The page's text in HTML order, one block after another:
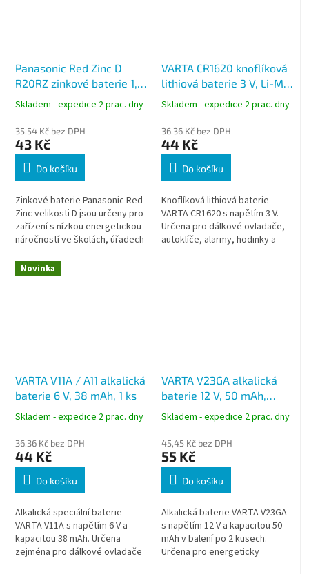
Panasonic Red Zinc D
R20RZ zinkové baterie 1,5
V blistr 2 ks monočlánek
Skladem - expedice 2 prac. dny
35,54 Kč bez DPH
43 Kč
Do košíku
Zinkové baterie Panasonic Red
Zinc velikosti D jsou určeny pro
zařízení s nízkou energetickou
náročností ve školách, úřadech
blistrovém balení po 2...
VARTA CR1620 knoflíková
lithiová baterie 3 V, Li-Mn,
1 ks
Skladem - expedice 2 prac. dny
36,36 Kč bez DPH
44 Kč
Do košíku
Knoflíková lithiová baterie
VARTA CR1620 s napětím 3 V.
Určena pro dálkové ovladače,
autoklíče, alarmy, hodinky a
Novinka
VARTA V11A / A11 alkalická
baterie 6 V, 38 mAh, 1 ks
Skladem - expedice 2 prac. dny
36,36 Kč bez DPH
44 Kč
Do košíku
Alkalická speciální baterie
VARTA V11A s napětím 6 V a
kapacitou 38 mAh. Určena
zejména pro dálkové ovladače
VARTA V23GA alkalická
baterie 12 V, 50 mAh,
blistr 2 ks
Skladem - expedice 2 prac. dny
45,45 Kč bez DPH
55 Kč
Do košíku
Alkalická baterie VARTA V23GA
s napětím 12 V a kapacitou 50
mAh v balení po 2 kusech.
Určena pro energeticky